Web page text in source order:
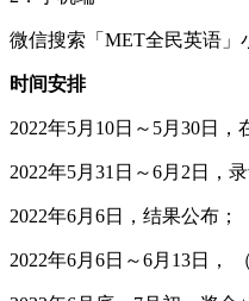
微信搜索「MET全民英语」
时间安排
2022年5月10日～5月30日，
2022年5月31日～6月2日，录
2022年6月6日，结果公布；
2022年6月6日～6月13日，